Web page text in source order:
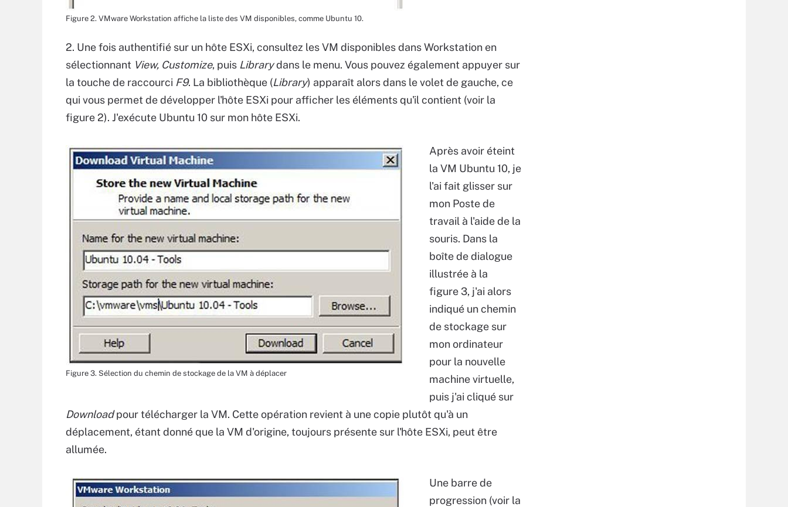
Figure 2. VMware Workstation affiche la liste des VM disponibles, comme Ubuntu 10.
2. Une fois authentifié sur un hôte ESXi, consultez les VM disponibles dans Workstation en
sélectionnant View, Customize, puis Librarydans le menu. Vous pouvez également appuyer sur
la touche de raccourci F9. La bibliothèque (Library) apparaît alors dans le volet de gauche, ce
qui vous permet de développer l'hôte ESXi pour afficher les éléments qu'il contient (voir la
figure 2). J'exécute Ubuntu 10 sur mon hôte ESXi.
Figure 3. Sélection du chemin de stockage de la VM à déplacer
Après avoir éteint
la VM Ubuntu 10, je
l'ai fait glisser sur
mon Poste de
travail à l'aide de la
souris. Dans la
boîte de dialogue
illustrée à la
figure 3, j'ai alors
indiqué un chemin
de stockage sur
mon ordinateur
pour la nouvelle
machine virtuelle,
puis j'ai cliqué sur
Downloadpour télécharger la VM. Cette opération revient à une copie plutôt qu'à un
déplacement, étant donné que la VM d'origine, toujours présente sur l'hôte ESXi, peut être
allumée.
Une barre de
progression (voir la